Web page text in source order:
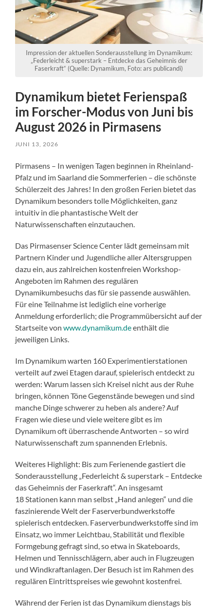
Impression der aktuellen Sonderausstellung im Dynamikum:
„Federleicht & superstark – Entdecke das Geheimnis der
Faserkraft“ (Quelle: Dynamikum, Foto: ars publicandi)
Dynamikum bietet Ferienspaß
im Forscher-Modus von Juni bis
August 2026 in Pirmasens
JUNI 13, 2026
Pirmasens – In wenigen Tagen beginnen in Rheinland-
Pfalz und im Saarland die Sommerferien – die schönste
Schülerzeit des Jahres! In den großen Ferien bietet das
Dynamikum besonders tolle Möglichkeiten, ganz
intuitiv in die phantastische Welt der
Naturwissenschaften einzutauchen.
Das Pirmasenser Science Center lädt gemeinsam mit
Partnern Kinder und Jugendliche aller Altersgruppen
dazu ein, aus zahlreichen kostenfreien Workshop-
Angeboten im Rahmen des regulären
Dynamikumbesuchs das für sie passende auswählen.
Für eine Teilnahme ist lediglich eine vorherige
Anmeldung erforderlich; die Programmübersicht auf der
Startseite vonwww.dynamikum.deenthält die
jeweiligen Links.
Im Dynamikum warten 160 Experimentierstationen
verteilt auf zwei Etagen darauf, spielerisch entdeckt zu
werden: Warum lassen sich Kreisel nicht aus der Ruhe
bringen, können Töne Gegenstände bewegen und sind
manche Dinge schwerer zu heben als andere? Auf
Fragen wie diese und viele weitere gibt es im
Dynamikum oft überraschende Antworten – so wird
Naturwissenschaft zum spannenden Erlebnis.
Weiteres Highlight: Bis zum Ferienende gastiert die
Sonderausstellung „Federleicht & superstark – Entdecke
das Geheimnis der Faserkraft“. An insgesamt
18 Stationen kann man selbst „Hand anlegen“ und die
faszinierende Welt der Faserverbundwerkstoffe
spielerisch entdecken. Faserverbundwerk­stoffe sind im
Einsatz, wo immer Leichtbau, Stabilität und flexible
Formgebung gefragt sind, so etwa in Skateboards,
Helmen und Tennisschlägern, aber auch in Flugzeugen
und Windkraftanlagen. Der Besuch ist im Rahmen des
regulären Eintrittspreises wie gewohnt kostenfrei.
Während der Ferien ist das Dynamikum dienstags bis